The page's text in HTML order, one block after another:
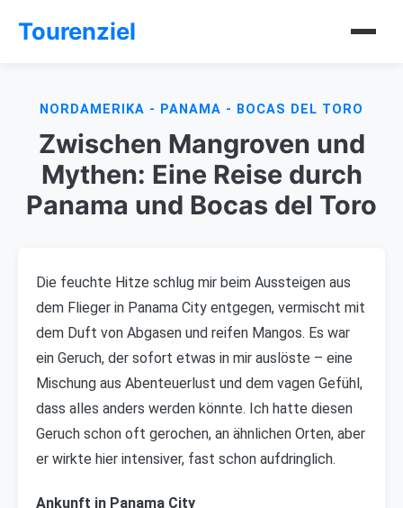
Tourenziel
NORDAMERIKA - PANAMA - BOCAS DEL TORO
Zwischen Mangroven und
Mythen: Eine Reise durch
Panama und Bocas del Toro
Die feuchte Hitze schlug mir beim Aussteigen aus
dem Flieger in Panama City entgegen, vermischt mit
dem Duft von Abgasen und reifen Mangos. Es war
ein Geruch, der sofort etwas in mir auslöste – eine
Mischung aus Abenteuerlust und dem vagen Gefühl,
dass alles anders werden könnte. Ich hatte diesen
Geruch schon oft gerochen, an ähnlichen Orten, aber
er wirkte hier intensiver, fast schon aufdringlich.
Ankunft in Panama City